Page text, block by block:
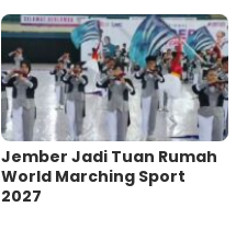
Jember Jadi Tuan Rumah
World Marching Sport
2027